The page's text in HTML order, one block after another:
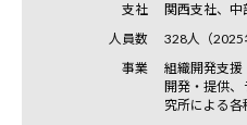
支社
関西支社、中
人員数
328人（2025
事業
組織開発支援
開発・提供
究所による